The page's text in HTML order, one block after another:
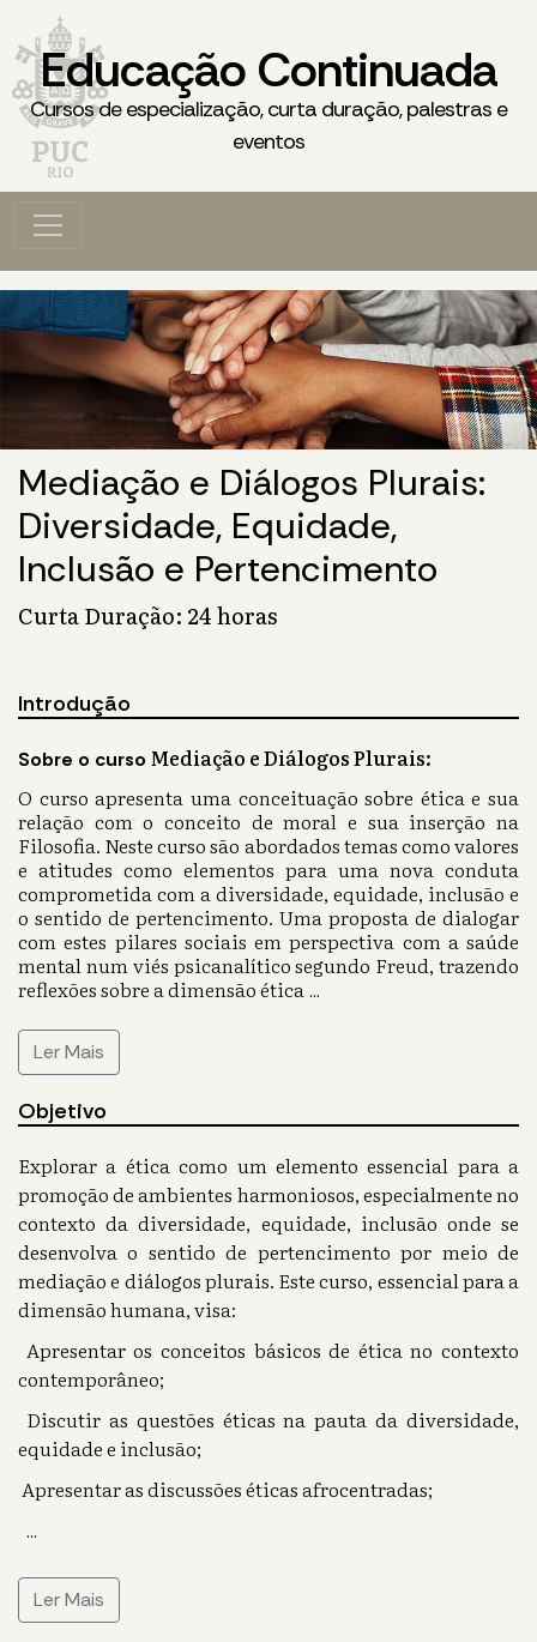
Educação Continuada
Cursos de especialização, curta duração, palestras e
eventos
Mediação e Diálogos Plurais:
Diversidade, Equidade,
Inclusão e Pertencimento
Curta Duração: 24 horas
Introdução
Sobre o curso Mediação e Diálogos Plurais:
O curso apresenta uma conceituação sobre ética e sua
relação com o conceito de moral e sua inserção na
Filosofia. Neste curso são abordados temas como valores
e atitudes como elementos para uma nova conduta
comprometida com a diversidade, equidade, inclusão e
o sentido de pertencimento. Uma proposta de dialogar
com estes pilares sociais em perspectiva com a saúde
mental num viés psicanalítico segundo Freud, trazendo
reflexões sobre a dimensão ética...
Ler Mais
Objetivo
Explorar a ética como um elemento essencial para a
promoção de ambientes harmoniosos, especialmente no
contexto da diversidade, equidade, inclusão onde se
desenvolva o sentido de pertencimento por meio de
mediação e diálogos plurais. Este curso, essencial para a
dimensão humana, visa:
Apresentar os conceitos básicos de ética no contexto
contemporâneo;
Discutir as questões éticas na pauta da diversidade,
equidade e inclusão;
Apresentar as discussões éticas afrocentradas;
...
Ler Mais